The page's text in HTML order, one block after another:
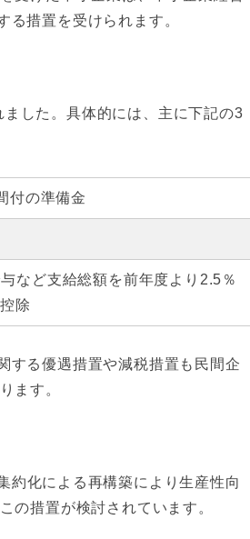
措置を受けられます。
ました。具体的には、主に下記の3
付の準備金
など支給総額を前年度より2.5％
除
する優遇措置や減税措置も民間企
ます。
約化による再構築により生産性向
の措置が検討されています。